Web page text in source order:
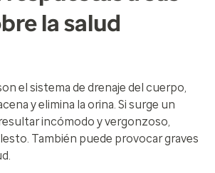
la salud
el sistema de drenaje del cuerpo,
y elimina la orina. Si surge un
incómodo y vergonzoso,
También puede provocar graves